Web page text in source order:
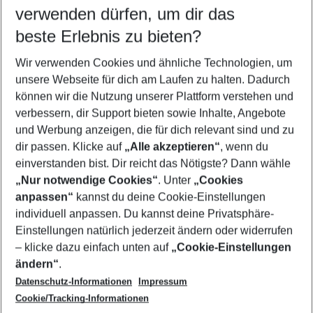
Familienurlaub Ypsos
Last Minute Ypsos
Flug & Hotel Ypsos
Frübucher Angebote Ypsos für 2026
Pauschalreisen Ypsos
Footer
Footer navigation
Über uns
AGB
Bestpreisgarantie
Cookie-Einstellungen ändern
Cookie-Richtlinie
Agenturbetreuung
Barrierefreies Reisen
Folge uns
verwenden dürfen, um dir das
beste Erlebnis zu bieten?
Wir verwenden Cookies und ähnliche Technologien, um
unsere Webseite für dich am Laufen zu halten. Dadurch
können wir die Nutzung unserer Plattform verstehen und
verbessern, dir Support bieten sowie Inhalte, Angebote
und Werbung anzeigen, die für dich relevant sind und zu
dir passen. Klicke auf „Alle akzeptieren“, wenn du
einverstanden bist. Dir reicht das Nötigste? Dann wähle
„Nur notwendige Cookies“. Unter „Cookies
anpassen“ kannst du deine Cookie-Einstellungen
individuell anpassen. Du kannst deine Privatsphäre-
Einstellungen natürlich jederzeit ändern oder widerrufen
– klicke dazu einfach unten auf „Cookie-Einstellungen
ändern“.
Datenschutz-Informationen
Impressum
Cookie/Tracking-Informationen